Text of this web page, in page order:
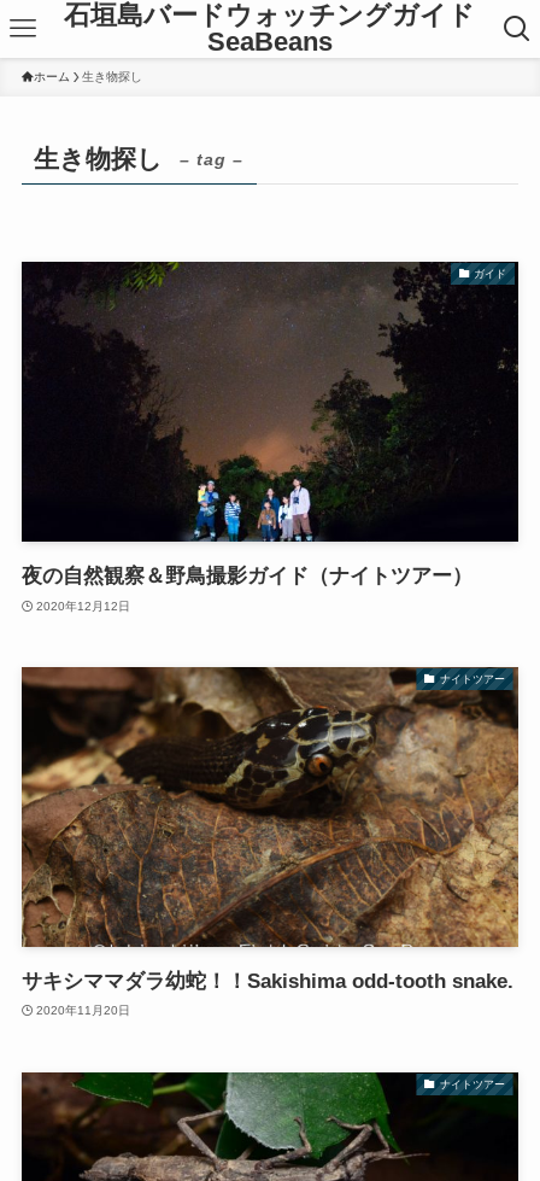
石垣島バードウォッチングガイド
SeaBeans
ホーム 生き物探し
生き物探し – tag –
ガイド
夜の自然観察＆野鳥撮影ガイド（ナイトツアー）
2020年12月12日
ナイトツアー
サキシママダラ幼蛇！！Sakishima odd-tooth snake.
2020年11月20日
ナイトツアー